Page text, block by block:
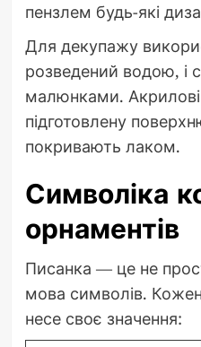
пензлем будь-які
Для декупажу
розведений водою, і
малюнками.
підготовлену
покривають лаком.
Символіка
орнаментів
Писанка — це не
мова символів. Кожен
несе своє значення: